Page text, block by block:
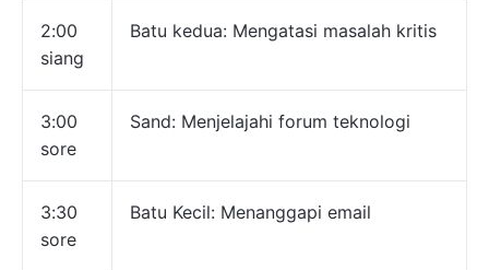
2:00
siang
Batu kedua: Mengatasi masalah kritis
3:00
sore
Sand: Menjelajahi forum teknologi
3:30
sore
Batu Kecil: Menanggapi email